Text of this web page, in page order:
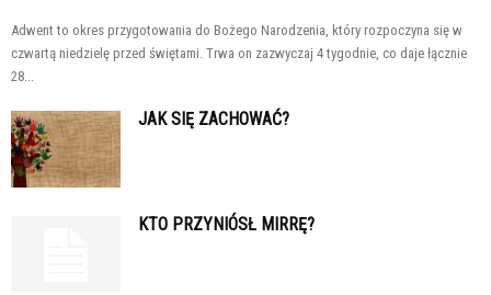
Adwent to okres przygotowania do Bożego Narodzenia, który rozpoczyna się w
czwartą niedzielę przed świętami. Trwa on zazwyczaj 4 tygodnie, co daje łącznie
28...
JAK SIĘ ZACHOWAĆ?
KTO PRZYNIÓSŁ MIRRĘ?